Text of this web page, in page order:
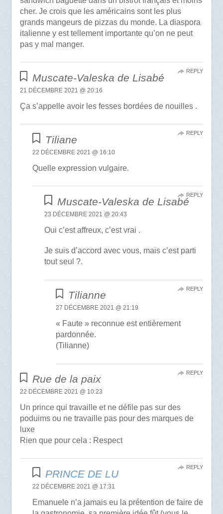
cher. Je crois que les américains sont les plus
grands mangeurs de pizzas du monde. La diaspora
italienne y est tellement importante qu’on ne peut
pas y mal manger.
Muscate-Valeska de Lisabé
21 DÉCEMBRE 2021 @ 20:16
Ça s’appelle avoir les fesses bordées de nouilles .
REPLY
Tiliane
22 DÉCEMBRE 2021 @ 16:10
Quelle expression vulgaire.
REPLY
Muscate-Valeska de Lisabé
23 DÉCEMBRE 2021 @ 20:43
Oui c’est affreux, c’est vrai .
Je suis d’accord avec vous, mais c’est parti
tout seul ?.
REPLY
Tilianne
27 DÉCEMBRE 2021 @ 21:19
« Faute » reconnue est entièrement
pardonnée.
(Tilianne)
REPLY
Rue de la paix
22 DÉCEMBRE 2021 @ 10:23
Un prince qui travaille et ne défile pas sur des
poduims ou ne travaille pas pour des marques de
luxe
Rien que pour cela : Respect
REPLY
PRINCE DE LU
22 DÉCEMBRE 2021 @ 17:31
Emanuele n’a jamais eu la prétention de faire de
REPLY